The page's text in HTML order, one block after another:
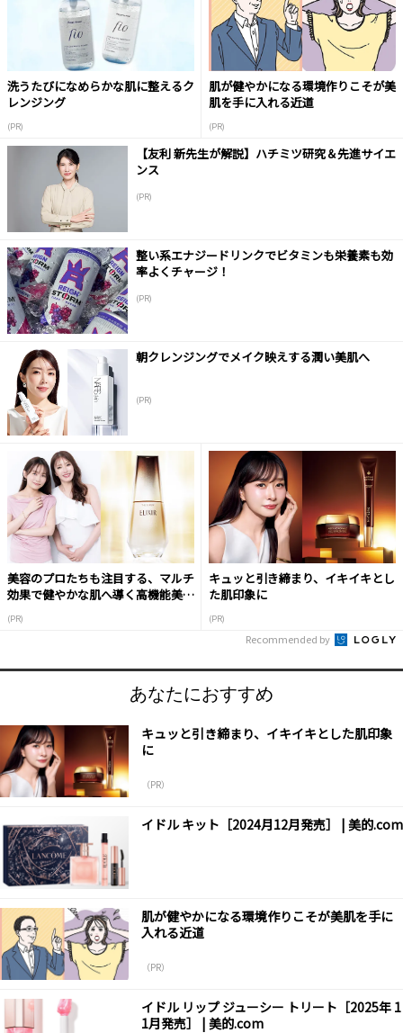
洗うたびになめらかな肌に整えるク
レンジング
(PR)
肌が健やかになる環境作りこそが美
肌を手に入れる近道
(PR)
【友利 新先生が解説】ハチミツ研究＆先進サイエ
ンス
(PR)
整い系エナジードリンクでビタミンも栄養素も効
率よくチャージ！
(PR)
朝クレンジングでメイク映えする潤い美肌へ
(PR)
美容のプロたちも注目する、マルチ
効果で健やかな肌へ導く高機能美容
(PR)
キュッと引き締まり、イキイキとし
た肌印象に
(PR)
Recommended by
あなたにおすすめ
キュッと引き締まり、イキイキとした肌印象
に
（PR）
イドル キット［2024月12月発売］ | 美的.com
肌が健やかになる環境作りこそが美肌を手に
入れる近道
（PR）
イドル リップ ジューシー トリート［2025年 1
1月発売］ | 美的.com